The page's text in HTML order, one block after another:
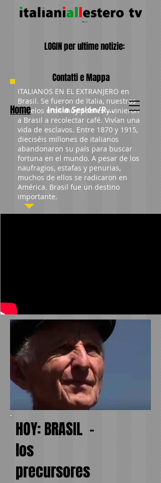
Inicia Sesión/Regístrate
Contatti e Mappa
Home
LOGIN per ultime notizie:
ITALIANOS EN EL EXTRANJERO en
Brasil. Se fueron de Italia, nuestros
abuelos eran muy pobres y vinieron
a Brasil a recolectar café. Vivían una
vida de esclavos. Entre 1870 y 1915,
dieciséis millones de italianos
abandonaron su país para buscar
fortuna en el mundo. A pesar de los
naufragios, estafas y penurias,
muchos de ellos se radicaron en
América. Brasil fue un destino
importante.
HOY: BRASIL -
los
precursores